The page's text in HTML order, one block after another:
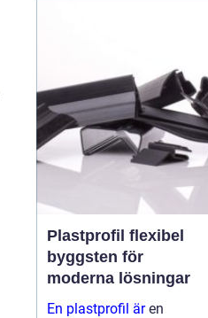
offentliga platser
ersätter digitala skärmar
allt oftare...
Plastprofil flexibel
byggsten för
moderna lösningar
En plastprofil ären